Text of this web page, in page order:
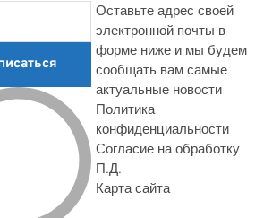
Оставьте адрес своей
электронной почты в
форме ниже и мы будем
сообщать вам самые
актуальные новости
Политика
конфиденциальности
Согласие на обработку
П.Д.
Карта сайта